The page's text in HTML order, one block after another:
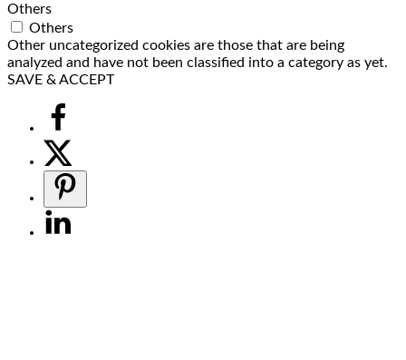
Others
Others
Other uncategorized cookies are those that are being
analyzed and have not been classified into a category as yet.
SAVE & ACCEPT